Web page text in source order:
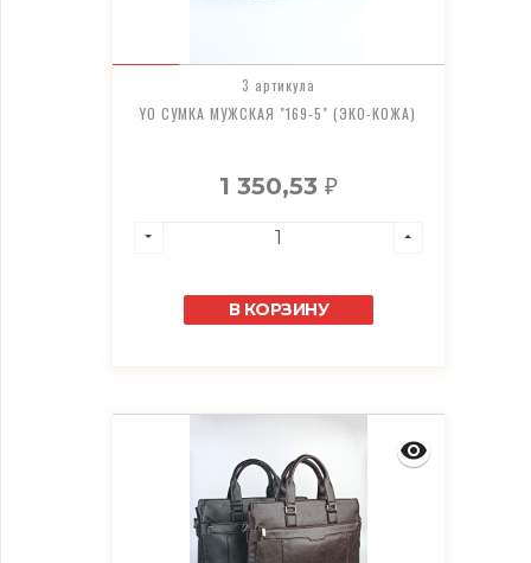
3 артикула
YO СУМКА МУЖСКАЯ "169-5" (ЭКО-КОЖА)
1 350,53 ₽
В КОРЗИНУ